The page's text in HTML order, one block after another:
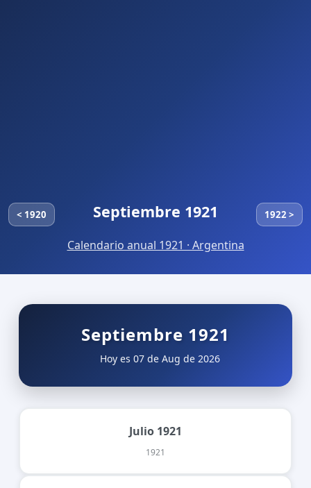
< 1920 Septiembre 1921 1922 >
Calendario anual 1921 · Argentina
Septiembre 1921
Hoy es 07 de Aug de 2026
Julio 1921
1921